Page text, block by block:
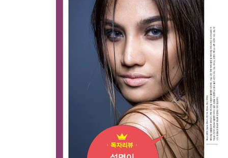
15. 원형이라면 방사형 필터 툴
16. 의외로 쓸 만한 사전 설정 이용하기
17. 노출의 한계를 극복하는 HDR 사진 만들기
18. 멋진 파노라마 사진 만들기
19. 번거로운 작업을 편리하게 만드는 HDR 파노라
PART 4 Color｜ 컬러 이론부터 색상 보정까지
[컬러, 사진가가 색을 알아야 할 이유]
1. 우리가 보는 색은 진짜 그 색일까?
2. 한계를 메꾸기 위한 우리의 노력 - 색공간, 색역,
3. 색의 재료는 무엇인가? 색공간